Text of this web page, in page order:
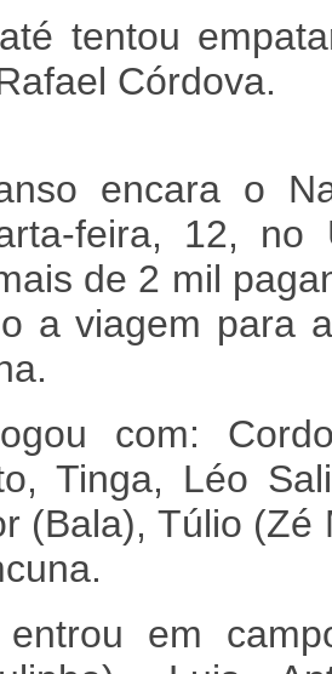
tentou
Córdova.
encara o
feira, 12,
de 2 mil
a viagem para
com:
Tinga, Léo
(Bala), Túlio (Zé
em